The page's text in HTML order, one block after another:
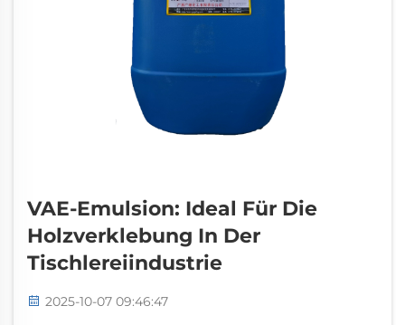
VAE-Emulsion: Ideal Für Die
Holzverklebung In Der
Tischlereiindustrie
2025-10-07 09:46:47